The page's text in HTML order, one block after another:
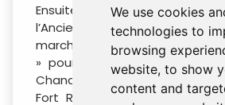
We use cookies
technologies to
browsing
website, to show
content and
Ensuite, vous serez
l’Ancien Delhi. Juste avant
marché, vous monterez à bord
» pour naviguer dans les
Chandni Chowk. Passez
Fort Rouge et traversez la